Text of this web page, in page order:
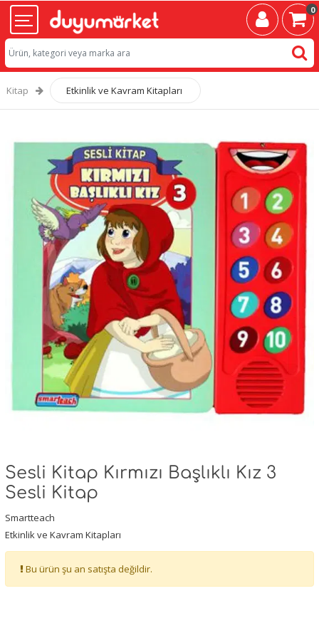
0
Kitap Etkinlik ve Kavram Kitapları
Sesli Kitap Kırmızı Başlıklı Kız 3
Sesli Kitap
Smartteach
Etkinlik ve Kavram Kitapları
Bu ürün şu an satışta değildir.